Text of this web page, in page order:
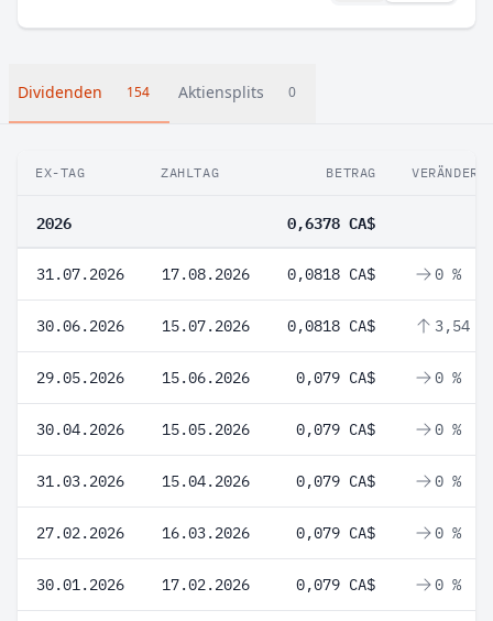
Dividenden 154 Aktiensplits 0
EX-TAG ZAHLTAG BETRAG
2026 0,6378 CA$
31.07.2026 17.08.2026 0,0818 CA$ 0 %
30.06.2026 15.07.2026 0,0818 CA$ 3,54 %
29.05.2026 15.06.2026 0,079 CA$ 0 %
30.04.2026 15.05.2026 0,079 CA$ 0 %
31.03.2026 15.04.2026 0,079 CA$ 0 %
27.02.2026 16.03.2026 0,079 CA$ 0 %
30.01.2026 17.02.2026 0,079 CA$ 0 %